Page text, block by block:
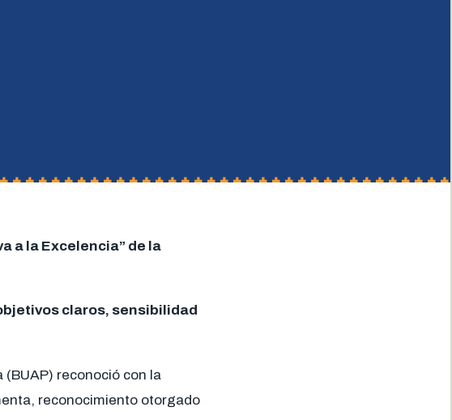
a la Excelencia” de la
claros, sensibilidad
reconoció con la
reconocimiento otorgado